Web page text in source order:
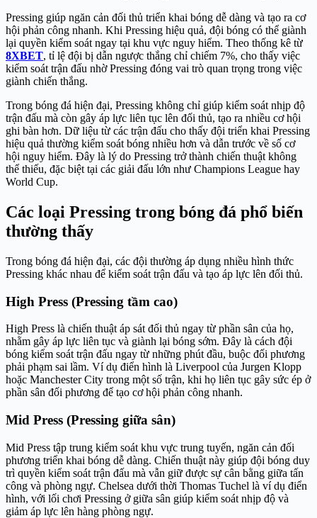
Pressing giúp ngăn cản đối thủ triển khai bóng dễ dàng và tạo ra cơ
hội phản công nhanh. Khi Pressing hiệu quả, đội bóng có thể giành
lại quyền kiểm soát ngay tại khu vực nguy hiểm. Theo thống kê từ
8XBET, tỉ lệ đội bị dẫn ngược thắng chỉ chiếm 7%, cho thấy việc
kiểm soát trận đấu nhờ Pressing đóng vai trò quan trọng trong việc
giành chiến thắng.
Trong bóng đá hiện đại, Pressing không chỉ giúp kiểm soát nhịp độ
trận đấu mà còn gây áp lực liên tục lên đối thủ, tạo ra nhiều cơ hội
ghi bàn hơn. Dữ liệu từ các trận đấu cho thấy đội triển khai Pressing
hiệu quả thường kiểm soát bóng nhiều hơn và dẫn trước về số cơ
hội nguy hiểm. Đây là lý do Pressing trở thành chiến thuật không
thể thiếu, đặc biệt tại các giải đấu lớn như Champions League hay
World Cup.
Các loại Pressing trong bóng đá phổ biến
thường thấy
Trong bóng đá hiện đại, các đội thường áp dụng nhiều hình thức
Pressing khác nhau để kiểm soát trận đấu và tạo áp lực lên đối thủ.
High Press (Pressing tầm cao)
High Press là chiến thuật áp sát đối thủ ngay từ phần sân của họ,
nhằm gây áp lực liên tục và giành lại bóng sớm. Đây là cách đội
bóng kiểm soát trận đấu ngay từ những phút đầu, buộc đối phương
phải phạm sai lầm. Ví dụ điển hình là Liverpool của Jurgen Klopp
hoặc Manchester City trong một số trận, khi họ liên tục gây sức ép ở
phần sân đối phương để tạo cơ hội phản công nhanh.
Mid Press (Pressing giữa sân)
Mid Press tập trung kiểm soát khu vực trung tuyến, ngăn cản đối
phương triển khai bóng dễ dàng. Chiến thuật này giúp đội bóng duy
trì quyền kiểm soát trận đấu mà vẫn giữ được sự cân bằng giữa tấn
công và phòng ngự. Chelsea dưới thời Thomas Tuchel là ví dụ điển
hình, với lối chơi Pressing ở giữa sân giúp kiểm soát nhịp độ và
giảm áp lực lên hàng phòng ngự.